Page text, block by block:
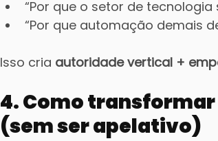
“Por que o setor de
“Por que automação demais
Isso cria autoridade vertical +
4. Como
(sem ser apelativo)